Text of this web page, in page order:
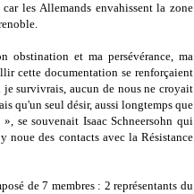
les Allemands envahissent la zone
obstination et ma persévérance, ma
cette documentation se renforçaient
je survivrais, aucun de nous ne croyait
qu'un seul désir, aussi longtemps que
se souvenait Isaac Schneersohn qui
noue des contacts avec la Résistance
de 7 membres : 2 représentants du